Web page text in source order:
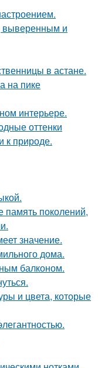
выверенным и
в астане.
на пике
интерьере.
оттенки
к природе.
память поколений,
значение.
дома.
балконом.
и цвета, которые